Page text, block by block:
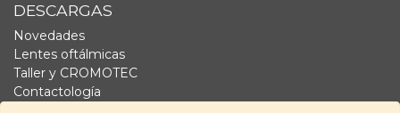
DESCARGAS
Novedades
Lentes oftálmicas
Taller y CROMOTEC
Contactología